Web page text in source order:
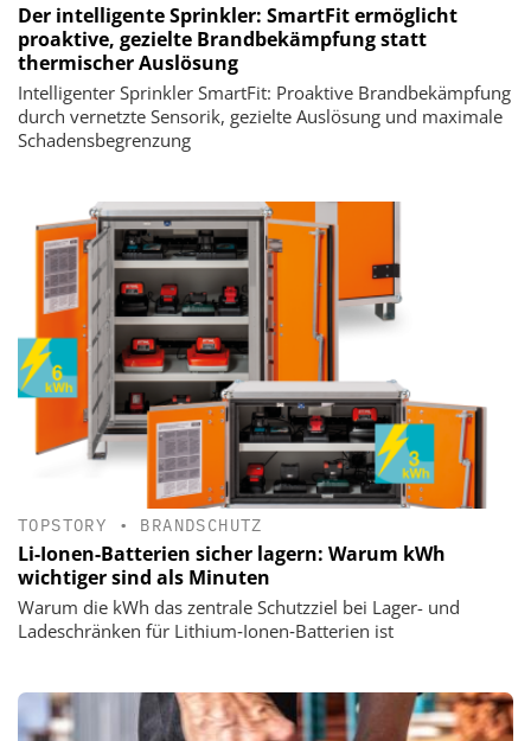
Der intelligente Sprinkler: SmartFit ermöglicht
proaktive, gezielte Brandbekämpfung statt
thermischer Auslösung
Intelligenter Sprinkler SmartFit: Proaktive Brandbekämpfung
durch vernetzte Sensorik, gezielte Auslösung und maximale
Schadensbegrenzung
TOPSTORY • BRANDSCHUTZ
Li-Ionen-Batterien sicher lagern: Warum kWh
wichtiger sind als Minuten
Warum die kWh das zentrale Schutzziel bei Lager- und
Ladeschränken für Lithium‑Ionen‑Batterien ist